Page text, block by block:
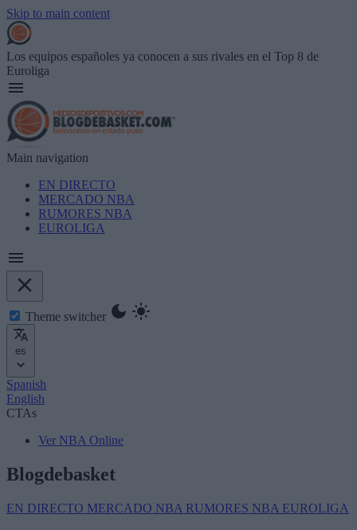
Skip to main content
Los equipos españoles ya conocen a sus rivales en el Top 8 de
Euroliga
Main navigation
EN DIRECTO
MERCADO NBA
RUMORES NBA
EUROLIGA
Theme switcher
es
Spanish
English
CTAs
Ver NBA Online
Blogdebasket
EN DIRECTO MERCADO NBA RUMORES NBA EUROLIGA